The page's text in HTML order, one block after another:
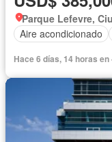
Parque Lefevre,
Aire acondicionado
Hace 6 días, 14 horas